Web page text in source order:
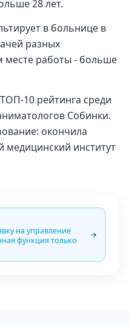
28 лет.
в больнице в
разных
месте работы - больше
10 рейтинга среди
Собинки.
окончила
медицинский институт
на управление
функция только